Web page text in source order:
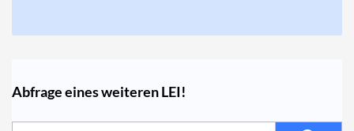
Abfrage eines weiteren LEI!